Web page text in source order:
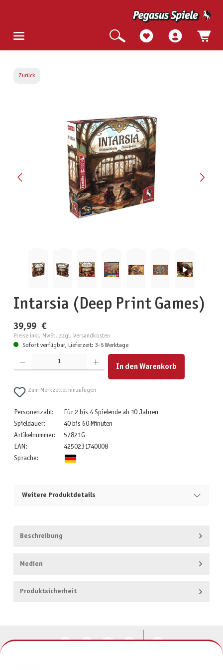
Zurück
Intarsia (Deep Print Games)
39,99 €
Preise inkl. MwSt. zzgl. Versandkosten
Sofort verfügbar, Lieferzeit: 3-5 Werktage
Produkt Anzahl: Gib den gewünschten Wert ein oder benutze die Schaltflächen um die Anzahl zu
In den Warenkorb
Zum Merkzettel hinzufügen
Personenzahl:
Für 2 bis 4 Spielende ab 10 Jahren
Spieldauer:
40 bis 60 Minuten
Artikelnummer:
57821G
EAN:
4250231740008
Sprache:
Weitere Produktdetails
Beschreibung
Medien
Produktsicherheit